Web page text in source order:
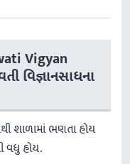
Vigyan
વિજ્ઞાનસાધના
શાળામાં ભણતા હોય
વધુ હોય.